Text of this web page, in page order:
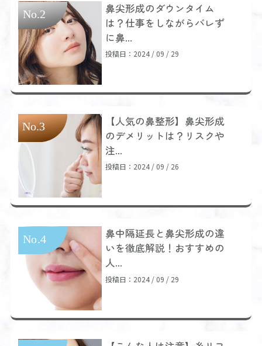
鼻尖形成のダウンタイム
は？仕事をしながらバレず
に鼻...
投稿日：2024 / 09 / 29
【人気の鼻整形】鼻尖形成
のデメリットは？リスクや
注...
投稿日：2024 / 09 / 26
鼻中隔延長と鼻尖形成の違
いを徹底解説！おすすめの
人...
投稿日：2024 / 09 / 29